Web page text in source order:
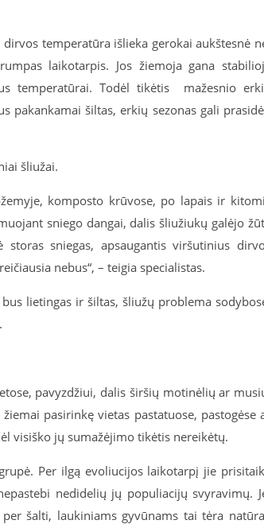
temperatūra išlieka gerokai aukštesnė
laikotarpis. Jos žiemoja gana
temperatūrai. Todėl tikėtis mažesnio
pakankamai šiltas, erkių sezonas gali
šliužai.
komposto krūvose, po lapais ir
sniego dangai, dalis šliužiukų galėjo
sniegas, apsaugantis viršutinius
nebus“, – teigia specialistas.
lietingas ir šiltas, šliužų problema
pavyzdžiui, dalis širšių motinėlių ar
pasirinkę vietas pastatuose, pastogėse
visiško jų sumažėjimo tikėtis nereikėtų.
Per ilgą evoliucijos laikotarpį jie
nedidelių jų populiacijų svyravimų.
šalti, laukiniams gyvūnams tai tėra